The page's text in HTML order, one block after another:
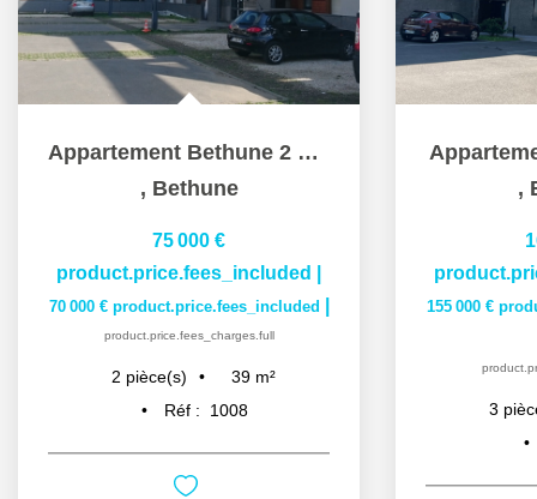
Appartement Bethune 2 pièce(s) 39 m2
, Bethune
75 000 €
product.price.fees_included
70 000 € product.price.fees_included
product.price.fees_charges.full
2 pièce(s) 39 m²
Réf :
1008
,
155 000 €
3